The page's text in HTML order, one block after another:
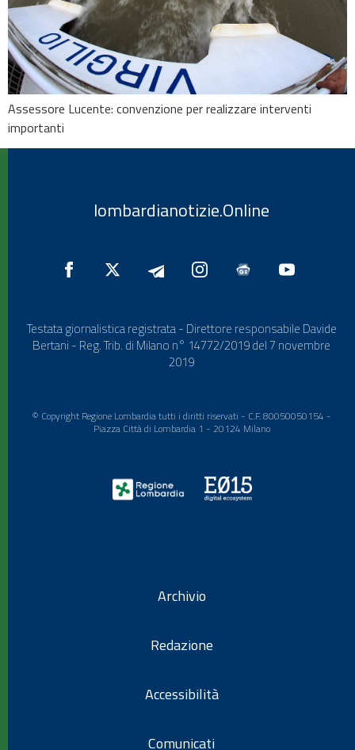
Assessore Lucente: convenzione per realizzare interventi
importanti
lombardianotizie.Online
Testata giornalistica registrata - Direttore responsabile Davide
Bertani - Reg. Trib. di Milano n° 14772/2019 del 7 novembre
2019
© Copyright Regione Lombardia tutti i diritti riservati - C.F. 80050050154 -
Piazza Città di Lombardia 1 - 20124 Milano
Archivio
Redazione
Accessibilità
Comunicati